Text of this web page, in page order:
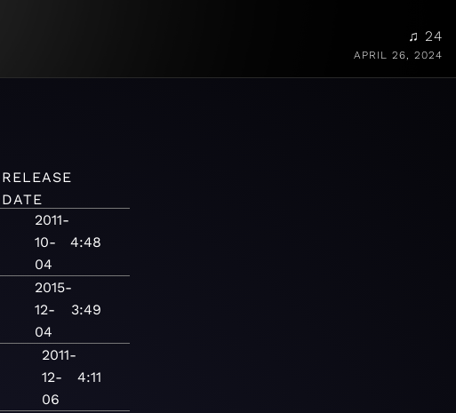
♫ 24
APRIL 26, 2024
RELEASE
DATE
2011-
10-
04
4:48
2015-
12-
04
3:49
2011-
12-
06
4:11